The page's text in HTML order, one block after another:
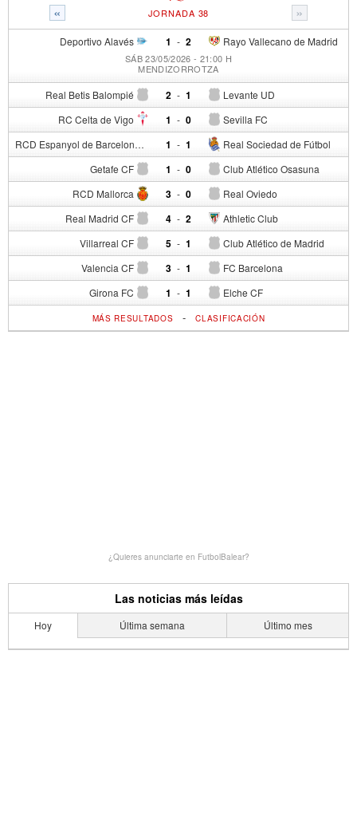
« »
JORNADA 38
Deportivo Alavés 1 - Rayo Vallecano de Madrid
2
SÁB 23/05/2026 - 21:00 H
MENDIZORROTZA
Real Betis Balompié 2 - Levante UD
1
RC Celta de Vigo 1 - Sevilla FC
0
RCD Espanyol de Barcelona 1 - Real Sociedad de Fútbol
1
Getafe CF 1 - Club Atlético Osasuna
0
RCD Mallorca 3 - Real Oviedo
0
Real Madrid CF 4 - Athletic Club
2
Villarreal CF 5 - Club Atlético de Madrid
1
Valencia CF 3 - FC Barcelona
1
Girona FC 1 - Elche CF
1
MÁS RESULTADOS -CLASIFICACIÓN
¿Quieres anunciarte en FutbolBalear?
Las noticias más leídas
Hoy Última semana Último mes